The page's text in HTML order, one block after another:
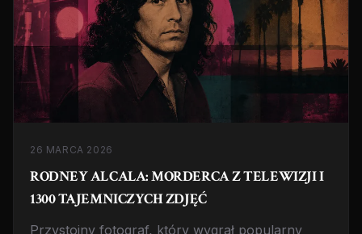
26 MARCA 2026
RODNEY ALCALA: MORDERCA Z TELEWIZJI I
1300 TAJEMNICZYCH ZDJĘĆ
Przystojny fotograf, który wygrał popularny